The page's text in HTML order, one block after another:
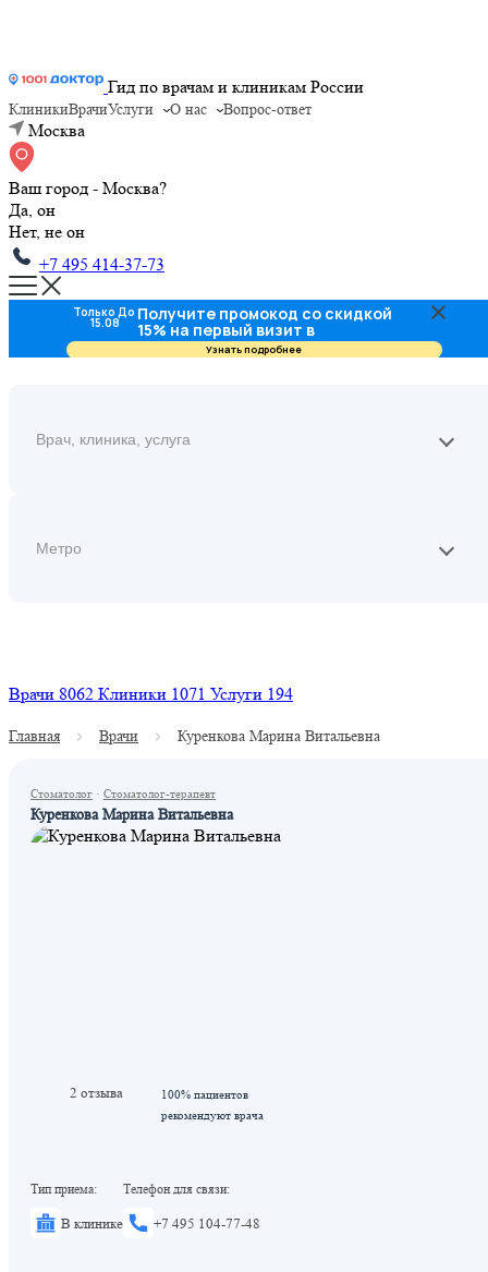
Гид по врачам и клиникам России
КлиникиВрачиУслуги О нас Вопрос-ответ
Москва
Ваш город - Москва?
Да, он
Нет, не он
+7 495 414-37-73
Врачи 8062 Клиники 1071 Услуги 194
Главная Врачи Куренкова Марина Витальевна
Стоматолог · Стоматолог-терапевт
Куренкова Марина Витальевна
2 отзыва
100% пациентов
рекомендуют врача
Тип приема:
В клинике
Телефон для связи:
+7 495 104-77-48
Только До
15.08 Получите промокод со скидкой
15% на первый визит в
стоматологию
Узнать подробнее